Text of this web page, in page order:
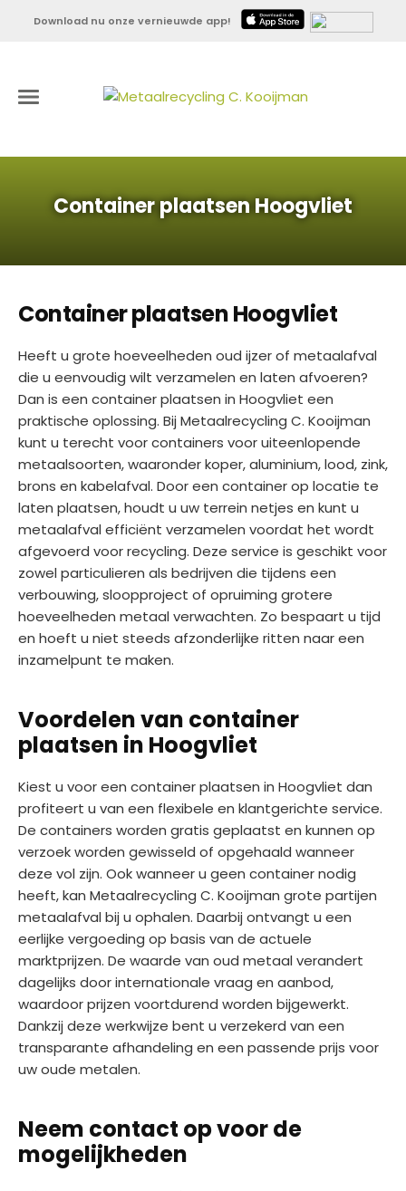
Download nu onze vernieuwde app!
Container plaatsen Hoogvliet
Container plaatsen Hoogvliet
Heeft u grote hoeveelheden oud ijzer of metaalafval
die u eenvoudig wilt verzamelen en laten afvoeren?
Dan is een container plaatsen in Hoogvliet een
praktische oplossing. Bij Metaalrecycling C. Kooijman
kunt u terecht voor containers voor uiteenlopende
metaalsoorten, waaronder koper, aluminium, lood, zink,
brons en kabelafval. Door een container op locatie te
laten plaatsen, houdt u uw terrein netjes en kunt u
metaalafval efficiënt verzamelen voordat het wordt
afgevoerd voor recycling. Deze service is geschikt voor
zowel particulieren als bedrijven die tijdens een
verbouwing, sloopproject of opruiming grotere
hoeveelheden metaal verwachten. Zo bespaart u tijd
en hoeft u niet steeds afzonderlijke ritten naar een
inzamelpunt te maken.
Voordelen van container
plaatsen in Hoogvliet
Kiest u voor een container plaatsen in Hoogvliet dan
profiteert u van een flexibele en klantgerichte service.
De containers worden gratis geplaatst en kunnen op
verzoek worden gewisseld of opgehaald wanneer
deze vol zijn. Ook wanneer u geen container nodig
heeft, kan Metaalrecycling C. Kooijman grote partijen
metaalafval bij u ophalen. Daarbij ontvangt u een
eerlijke vergoeding op basis van de actuele
marktprijzen. De waarde van oud metaal verandert
dagelijks door internationale vraag en aanbod,
waardoor prijzen voortdurend worden bijgewerkt.
Dankzij deze werkwijze bent u verzekerd van een
transparante afhandeling en een passende prijs voor
uw oude metalen.
Neem contact op voor de
mogelijkheden